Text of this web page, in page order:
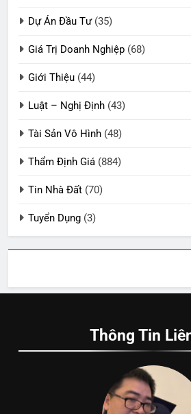
Dự Án Đầu Tư(35)
Giá Trị Doanh Nghiệp (68)
Giới Thiệu (44)
Luật – Nghị Định (43)
Tài Sản Vô Hình (48)
Thẩm Định Giá (884)
Tin Nhà Đất (70)
Tuyển Dụng (3)
Thông Tin